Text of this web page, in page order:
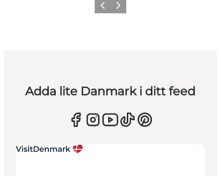
Föregående
Nästa
Adda lite Danmark i ditt feed